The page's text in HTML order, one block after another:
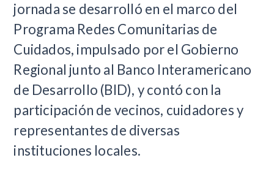
jornada se desarrolló en el marco del
Programa Redes Comunitarias de
Cuidados, impulsado por el Gobierno
Regional junto al Banco Interamericano
de Desarrollo (BID), y contó con la
participación de vecinos, cuidadores y
representantes de diversas
instituciones locales.